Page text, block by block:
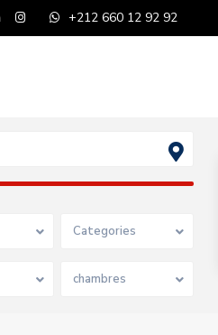
+212 660 12 92 92
Categories
chambres